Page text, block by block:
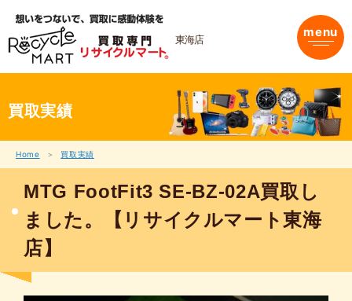
を
ス
東海店 menu
買取実績
Home 買取実績
MTG FootFit3 SE-BZ-02A買取し
ました。【リサイクルマート東海
店】